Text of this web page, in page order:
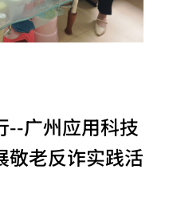
--广州应用科技
敬老反诈实践活